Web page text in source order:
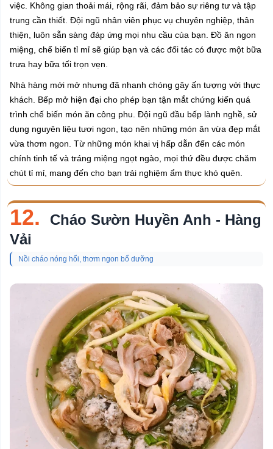
việc. Không gian thoải mái, rộng rãi, đảm bảo sự riêng tư và tập
trung cần thiết. Đội ngũ nhân viên phục vụ chuyên nghiệp, thân
thiện, luôn sẵn sàng đáp ứng mọi nhu cầu của bạn. Đồ ăn ngon
miệng, chế biến tỉ mỉ sẽ giúp bạn và các đối tác có được một bữa
trưa hay bữa tối trọn vẹn.
Nhà hàng mới mở nhưng đã nhanh chóng gây ấn tượng với thực
khách. Bếp mở hiện đại cho phép bạn tận mắt chứng kiến quá
trình chế biến món ăn công phu. Đội ngũ đầu bếp lành nghề, sử
dụng nguyên liệu tươi ngon, tạo nên những món ăn vừa đẹp mắt
vừa thơm ngon. Từ những món khai vị hấp dẫn đến các món
chính tinh tế và tráng miệng ngọt ngào, mọi thứ đều được chăm
chút tỉ mỉ, mang đến cho bạn trải nghiệm ẩm thực khó quên.
12.
Cháo Sườn Huyền Anh - Hàng
Vải
Nồi cháo nóng hổi, thơm ngon bổ dưỡng